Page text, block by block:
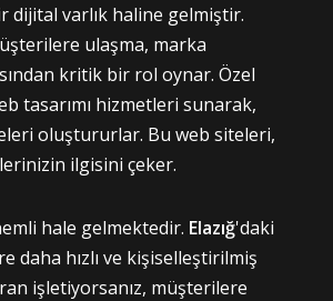
dijital varlık haline gelmiştir.
ulaşma, marka
kritik bir rol oynar. Özel
tasarımı hizmetleri sunarak,
oluştururlar. Bu web siteleri,
ilgisini çeker.
hale gelmektedir. Elazığ'daki
daha hızlı ve kişiselleştirilmiş
işletiyorsanız, müşterilere